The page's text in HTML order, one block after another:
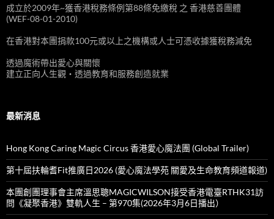
成立於2009年~獲香港稅務條例第88條免繳稅 之 香港慈善團體
(WEF-08-01-2010)
在香港對本團捐款100元或以上之機構或人士可憑收據獲稅務減免
透過魔術帶出愛心與關懷
建立正向人生觀‧透過教育和服務創造就業
最新消息
Hong Kong Caring Magic Circus 香港愛心魔法團 (Global Trailer)
第十屆扶輪耆Fit推廣日2026 (愛心魔法學苑 關愛及生命教育頻道報道)
本團創團理事會主席溫思聰MAGICWILSON接受香港電臺RTHK31訪
問《凝聚香港》雙軌人生 – 第970集(2026年3月6日播出）